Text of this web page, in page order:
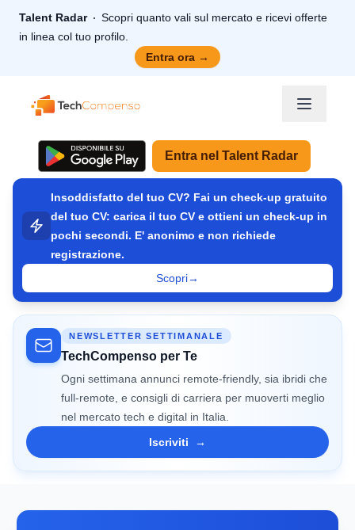
Talent Radar
Scopri quanto vali sul mercato e ricevi offerte
in linea col tuo profilo.
Entra ora →
TechCompenso
Entra nel Talent Radar
Insoddisfatto del tuo CV? Fai un check-up gratuito
del tuo CV: carica il tuo CV e ottieni un check-up in
pochi secondi. E' anonimo e non richiede
registrazione.
Scopri→
NEWSLETTER SETTIMANALE
TechCompenso per Te
Ogni settimana annunci remote-friendly, sia ibridi che
full-remote, e consigli di carriera per muoverti meglio
nel mercato tech e digital in Italia.
Iscriviti
→